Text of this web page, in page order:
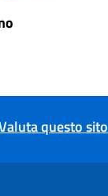
questo sito